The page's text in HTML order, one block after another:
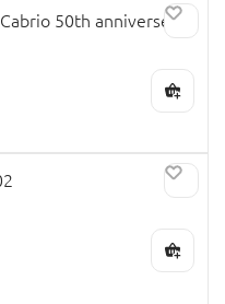
50th anniversery